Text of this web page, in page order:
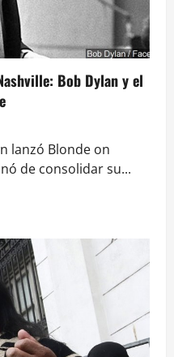
Bob Dylan y el
lanzó Blonde on
de consolidar su...